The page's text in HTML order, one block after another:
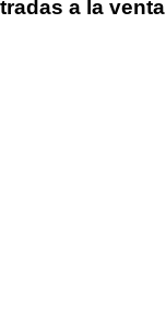
a la venta